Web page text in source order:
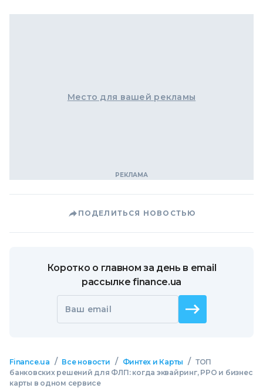
Место для вашей рекламы
ПОДЕЛИТЬСЯ НОВОСТЬЮ
Коротко о главном за день в email
рассылке finance.ua
Ваш email
Finance.ua / Все новости / Финтех и Карты / ТОП
банковских решений для ФЛП: когда эквайринг, РРО и бизнес
карты в одном сервисе